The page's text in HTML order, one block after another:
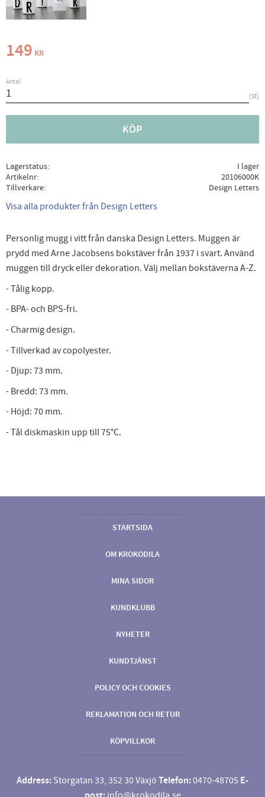
149 KR
Antal
st
KÖP
Lagerstatus
I lager
Artikelnr
20106000K
Tillverkare
Design Letters
Visa alla produkter från Design Letters
Personlig mugg i vitt från danska Design Letters. Muggen är
prydd med Arne Jacobsens bokstäver från 1937 i svart. Använd
muggen till dryck eller dekoration. Välj mellan bokstäverna A-Z.
- Tålig kopp.
- BPA- och BPS-fri.
- Charmig design.
- Tillverkad av copolyester.
- Djup: 73 mm.
- Bredd: 73 mm.
- Höjd: 70 mm.
- Tål diskmaskin upp till 75°C.
STARTSIDA
OM KROKODILA
MINA SIDOR
KUNDKLUBB
NYHETER
KUNDTJÄNST
POLICY OCH COOKIES
REKLAMATION OCH RETUR
KÖPVILLKOR
Address: Storgatan 33, 352 30 Växjö Telefon:0470-48705 E-